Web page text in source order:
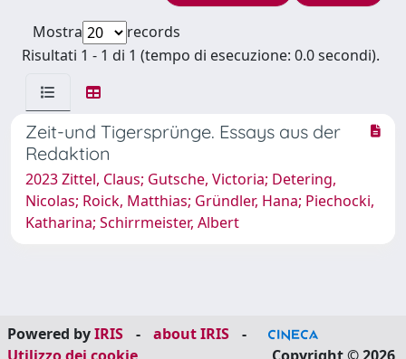
Mostra
records
Risultati 1 - 1 di 1 (tempo di esecuzione: 0.0 secondi).
Zeit-und Tigersprünge. Essays aus der
Redaktion
2023 Zittel, Claus; Gutsche, Victoria; Detering,
Nicolas; Roick, Matthias; Gründler, Hana; Piechocki,
Katharina; Schirrmeister, Albert
Powered byIRIS - about IRIS
-